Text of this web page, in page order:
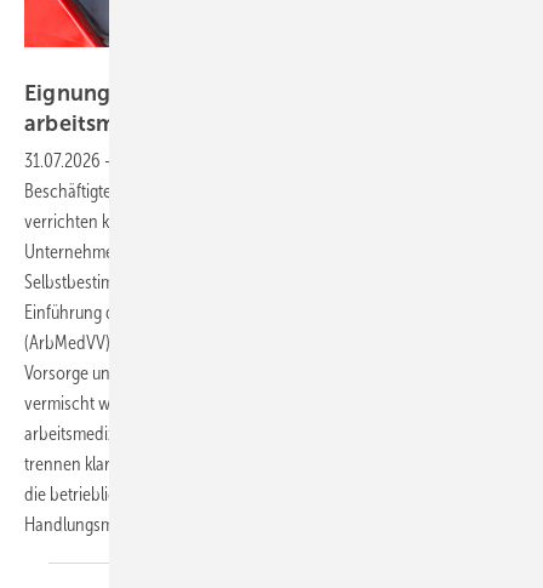
Eignungsbeurteilungen in der ­
arbeitsmedizinischen
31.07.2026 -
Beschäftigte gefährliche Tätigkeiten ohne Risiko für sich oder andere
verrichten können. Sie liegen in erster Linie im Interesse des
Unternehmens und tangieren Grundrechte wie das Recht auf
Selbstbestimmung und den Schutz medizinischer Daten. Mit der
Einführung der Verordnung zur arbeitsmedizinischen Vorsorge
(ArbMedVV) wurde auch gesetzlich geregelt, dass arbeitsmedizinische
Vorsorge und Eignungsuntersuchungen nicht ohne weiteres
vermischt werden dürfen. Auch die „DGUV‑Empfehlungen für
arbeitsmedizinische Beratungen und Untersuchungen“ (2024)
trennen klar zwischen Vorsorge und Eignung. Der Beitrag beleuchtet
die betrieblichen Spannungsfelder und zeigt praxisorientierte
Handlungsmöglichkeiten.